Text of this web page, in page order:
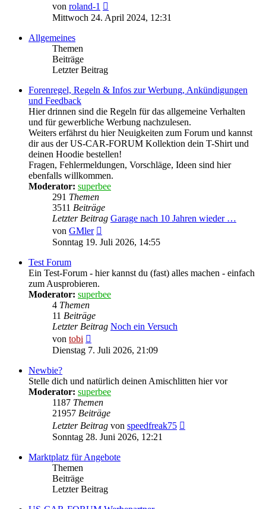
von roland-1
Beitrag
Mittwoch 24. April 2024, 12:31
Allgemeines
Themen
Beiträge
Letzter Beitrag
Forenregel, Regeln & Infos zur Werbung, Ankündigungen
und Feedback
Hier drinnen sind die Regeln für das allgemeine Verhalten
und für gewerbliche Werbung nachzulesen.
Weiters erfährst du hier Neuigkeiten zum Forum und kannst
dir aus der US-CAR-FORUM Kollektion dein T-Shirt und
deinen Hoodie bestellen!
Fragen, Fehlermeldungen, Vorschläge, Ideen sind hier
ebenfalls willkommen.
Moderator: superbee
291 Themen
3511 Beiträge
Letzter Beitrag Garage nach 10 Jahren wieder …
von GMler
Beitrag
Sonntag 19. Juli 2026, 14:55
Test Forum
Ein Test-Forum - hier kannst du (fast) alles machen - einfach
zum Ausprobieren.
Moderator: superbee
4 Themen
11 Beiträge
Letzter Beitrag Noch ein Versuch
von tobi
Beitrag
Dienstag 7. Juli 2026, 21:09
Newbie?
Stelle dich und natürlich deinen Amischlitten hier vor
Moderator: superbee
1187 Themen
21957 Beiträge
Letzter Beitrag von speedfreak75
Sonntag 28. Juni 2026, 12:21
Marktplatz für Angebote
Themen
Beiträge
Letzter Beitrag